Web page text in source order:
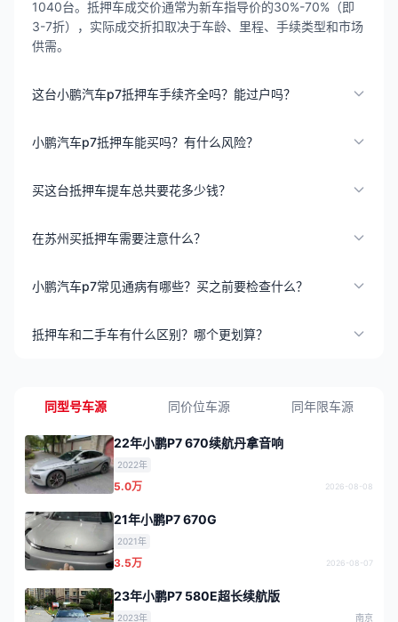
1040台。抵押车成交价通常为新车指导价的30%-70%（即
3-7折），实际成交折扣取决于车龄、里程、手续类型和市场
供需。
这台小鹏汽车p7抵押车手续齐全吗？能过户吗？
小鹏汽车p7抵押车能买吗？有什么风险？
买这台抵押车提车总共要花多少钱？
在苏州买抵押车需要注意什么？
小鹏汽车p7常见通病有哪些？买之前要检查什么？
抵押车和二手车有什么区别？哪个更划算？
同型号车源 同价位车源 同年限车源
22年小鹏P7 670续航丹拿音响
2022年
5.0万 2026-08-08
21年小鹏P7 670G
2021年
3.5万 2026-08-07
23年小鹏P7 580E超长续航版
2023年 南京